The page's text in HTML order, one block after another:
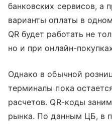
банковских сервисов, а
варианты оплаты в
QR будет работать не
но и при онлайн-
Однако в обычной
терминалы пока
расчетов. QR-коды
рынка. По данным ЦБ, в